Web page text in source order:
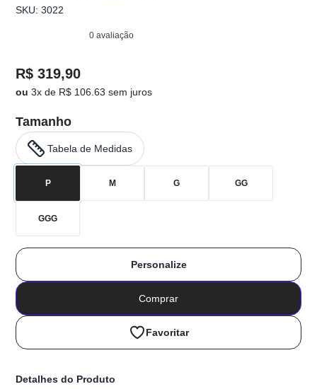
SKU: 3022
0 avaliação
R$ 319,90
ou3x de R$ 106.63 sem juros
Tamanho
Tabela de Medidas
P M G GG
GGG
Personalize
Comprar
Favoritar
Detalhes do Produto